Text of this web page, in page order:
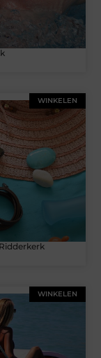
WINKELEN
WINKELEN